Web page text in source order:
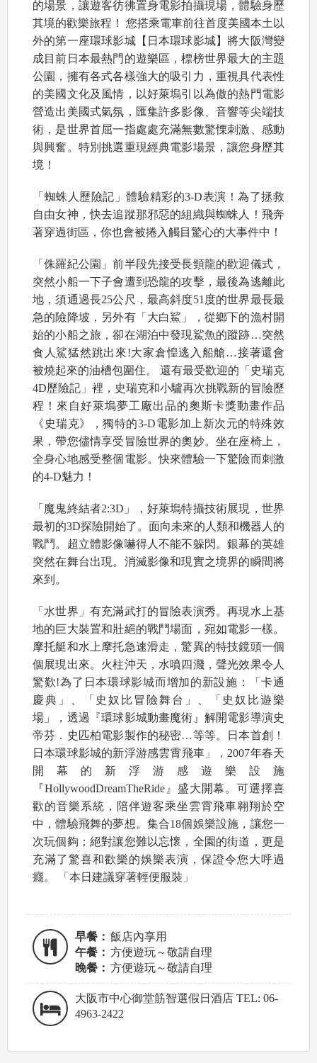
的場景，讓遊客彷彿置身電影拍攝現場，體驗身歷
其境的歡樂旅程！ 您搭乘電車前往首度美國本土以
外的第一座環球影城【日本環球影城】將大阪灣變
成目前日本最熱門的遊樂區，標榜世界最大的主題
公園，擁有各式各樣強大的吸引力，重視具代表性
的美國文化及風情，以好萊塢引以為傲的熱門電影
營造出美國式氣氛，匯集許多影像、音響等尖端技
術，是世界首屈一指處處充滿無數驚慄刺激、感動
與興奮。特別挑選重現經典電影場景，讓您身歷其
境！
「蜘蛛人歷險記」體驗精彩的3-D表演！為了拯救
自由女神，快去追蹤那邪惡的組織與蜘蛛人！飛奔
著穿過街區，你也會被捲入觸目驚心的大事件中！
「侏羅紀公園」前半段先接受長頸龍的歡迎儀式，
突然小船一下子會遭到恐龍的攻擊，最後為逃離此
地，須通過長25公尺，最高斜度51度的世界最長最
急的險降坡，另外有「大白鯊」，從鄉下的漁村開
始的小船之旅，卻在湖泊中發現鯊魚的蹤跡…突然
食人鯊猛然跳出來!大家倉惶逃入船艙…接著還會
被燒起來的油槽包圍住。 還有最受歡迎的「史瑞克
4D歷險記」裡，史瑞克和小驢再次挑戰新的冒險歷
程！來自好萊塢夢工廠出品的奧斯卡獎動畫作品
《史瑞克》，獨特的3-D電影加上新次元的特殊效
果，帶您儘情享受冒險世界的奧妙。坐在座椅上，
全身心地感受整個電影。快來體驗一下驚險而刺激
的4-D魅力！
「魔鬼終結者2:3D」，好萊塢特攝技術展現，世界
最初的3D探險開始了。面向未來的人類和機器人的
戰鬥。超立體影像嚇得人不能不躲閃。銀幕的英雄
突然在舞台出現。消滅影像和現實之境界的瞬間將
來到。
「水世界」有充滿武打的冒險表演秀。再現水上基
地的巨大裝置和壯絕的戰鬥場面，宛如電影一樣。
摩托艇和水上摩托急速滑走，驚異的特技鏡頭一個
個展現出來。火柱沖天，水噴四濺，聲光效果令人
驚歎!為了日本環球影城而增加的新設施：「卡通
慶典」、「史奴比冒險舞台」、「史奴比遊樂
場」，透過『環球影城動畫魔術』解開電影導演史
帝芬．史匹柏電影製作的秘密…等等。日本首創！
日本環球影城的新浮游感雲霄飛車」，2007年春天
開幕的新浮游感遊樂設施
『HollywoodDreamTheRide』盛大開幕。可選擇喜
歡的音樂系統，陪伴遊客乘坐雲霄飛車翱翔於空
中，體驗飛舞的夢想。集合18個娛樂設施，讓您一
次玩個夠；絕對讓您難以忘懷，全園的街道，更是
充滿了驚喜和歡樂的娛樂表演，保證令您大呼過
癮。 「本日建議穿著輕便服裝」
早餐： 飯店內享用
午餐： 方便遊玩～敬請自理
晚餐： 方便遊玩～敬請自理
大阪市中心御堂筋智選假日酒店 TEL: 06-
4963-2422